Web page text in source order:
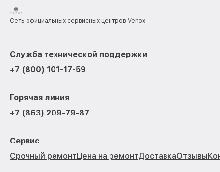
Сеть официальных сервисных центров Venox
Служба технической поддержки
+7 (800) 101-17-59
Горячая линия
+7 (863) 209-79-87
Сервис
Срочный ремонтЦена на ремонтДоставкаОтзывы